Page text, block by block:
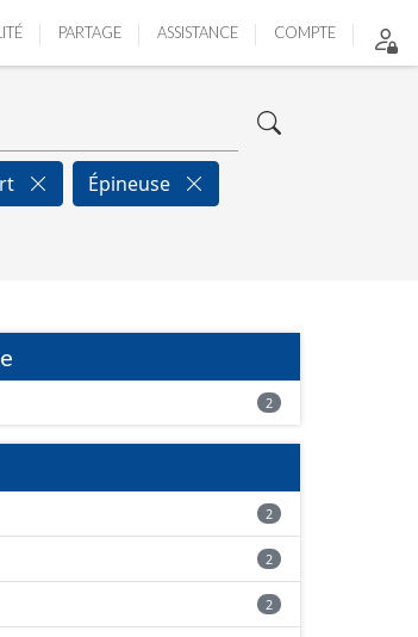
PARTAGE ASSISTANCE COMPTE
Épineuse
2
2
2
2